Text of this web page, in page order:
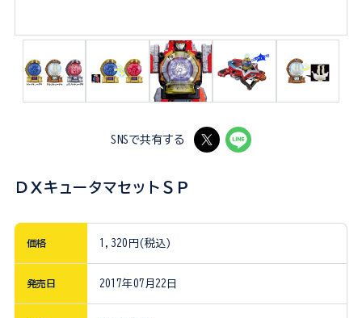
SNSで共有する
ＤＸキュータマセットＳＰ
価格 1,320円(税込)
発売日 2017年07月22日